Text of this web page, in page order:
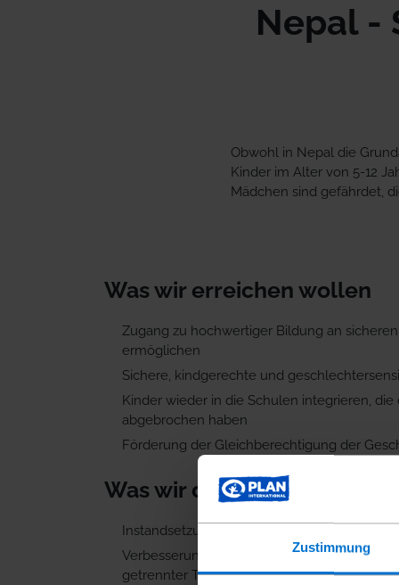
Zustimmung
Nepal -
Obwohl in Nepal die
Kinder im Alter von 5-12
Mädchen sind gefährdet,
Was wir erreichen wollen
Zugang zu hochwertiger Bildung an
ermöglichen
Sichere, kindgerechte und
Kinder wieder in die Schulen integrieren,
abgebrochen haben
Förderung der Gleichberechtigung der
Was wir dafür tun
Instandsetzung von Schulgebäuden
Verbesserung der Sanitär-und
getrennter Toiletten